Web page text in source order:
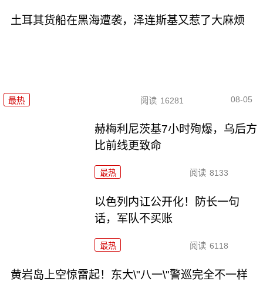
土耳其货船在黑海遭袭，泽连斯基又惹了大麻烦
最热 阅读 16281 08-05
赫梅利尼茨基7小时殉爆，乌后方
比前线更致命
最热 阅读 8133
以色列内讧公开化！防长一句
话，军队不买账
最热 阅读 6118
黄岩岛上空惊雷起！东大\"八一\"警巡完全不一样